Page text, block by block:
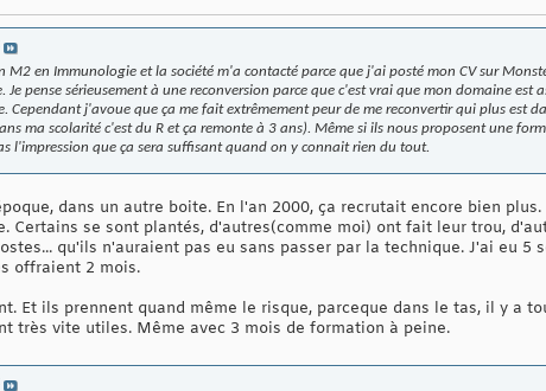
M2 en Immunologie et la société m'a contacté parce que j'ai posté mon CV sur
Je pense sérieusement à une reconversion parce que c'est vrai que mon domaine est
Cependant j'avoue que ça me fait extrêmement peur de me reconvertir qui plus est
ma scolarité c'est du R et ça remonte à 3 ans). Même si ils nous proposent une
l'impression que ça sera suffisant quand on y connait rien du tout.
dans un autre boite. En l'an 2000, ça recrutait encore bien
Certains se sont plantés, d'autres(comme moi) ont fait leur trou,
qu'ils n'auraient pas eu sans passer par la technique. J'ai eu 5
offraient 2 mois.
Et ils prennent quand même le risque, parceque dans le tas, il y a
très vite utiles. Même avec 3 mois de formation à peine.